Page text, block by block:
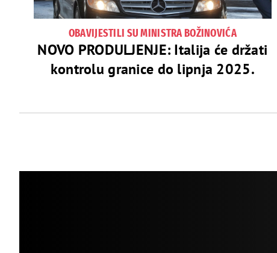
OBAVIJESTILI SU MINISTRA BOŽINOVIĆA
NOVO PRODULJENJE: Italija će držati
kontrolu granice do lipnja 2025.